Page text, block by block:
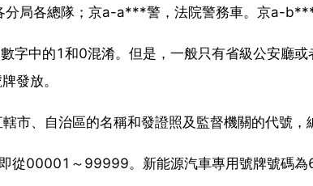
局各總隊；京a-a***警，法院警務車。京a-b***
字中的1和0混淆。但是，一般只有省級公安廳
發放。
市、自治區的名稱和發證照及監督機關的代號，
從00001～99999。新能源汽車專用號牌號碼為6